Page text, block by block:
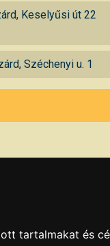
Keselyűsi út 22
Széchenyi u. 1
tartalmakat és